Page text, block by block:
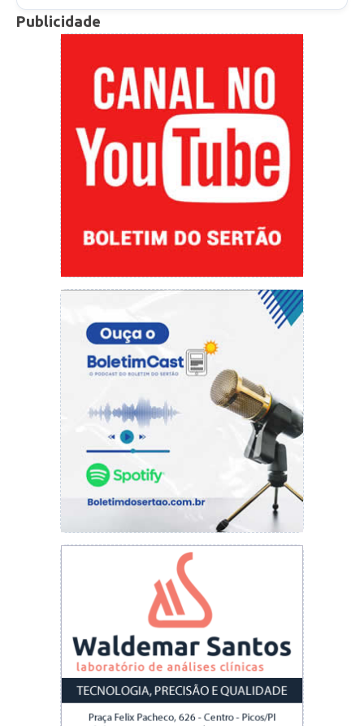
período, a gasolina comum foi vendida em
Teresina pelo valor mínimo de R$ 6,68 e
máximo de R$ 7,29. Para se ter uma ideia da
escalada de preços, em fevereiro do ano
passado, a gasolina comum no Piauí atingiu pela
primeira vez o valor de R$ 5,00.
Atualmente, na capital piauiense, o valor médio
da gasolina comum para o consumidor final é
de R$ 7,127. Com isso, Teresina continua sendo
a capital com a gasolina mais cara do Nordeste.
Em Salvador, segundo lugar no ranking da
região, o preço médio da gasolina é de R$
6,958. Veja o ranking:
A reportagem do O DIA entrou em contato
com o Sindicato dos donos de Postos de
Combustíveis do Piauí (Sindipostos), mas as
ligações não foram atendidas.
Fonte: portalodia.com
Publicidade